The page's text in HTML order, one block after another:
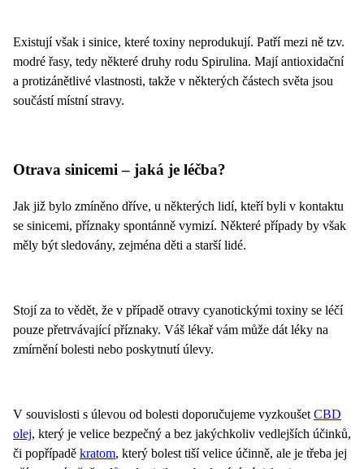
Existují však i sinice, které toxiny neprodukují. Patří mezi ně tzv.
modré řasy, tedy některé druhy rodu Spirulina. Mají antioxidační
a protizánětlivé vlastnosti, takže v některých částech světa jsou
součástí místní stravy.
Otrava sinicemi – jaká je léčba?
Jak již bylo zmíněno dříve, u některých lidí, kteří byli v kontaktu
se sinicemi, příznaky spontánně vymizí. Některé případy by však
měly být sledovány, zejména děti a starší lidé.
Stojí za to vědět, že v případě otravy cyanotickými toxiny se léčí
pouze přetrvávající příznaky. Váš lékař vám může dát léky na
zmírnění bolesti nebo poskytnutí úlevy.
V souvislosti s úlevou od bolesti doporučujeme vyzkoušet CBD
olej, který je velice bezpečný a bez jakýchkoliv vedlejších účinků,
či popřípadě kratom, který bolest tiší velice účinně, ale je třeba jej